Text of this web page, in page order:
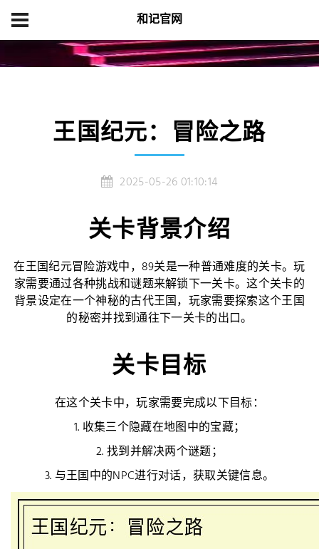
和记官网
王国纪元：冒险之路
2025-05-26 01:10:14
关卡背景介绍
在王国纪元冒险游戏中，89关是一种普通难度的关卡。玩
家需要通过各种挑战和谜题来解锁下一关卡。这个关卡的
背景设定在一个神秘的古代王国，玩家需要探索这个王国
的秘密并找到通往下一关卡的出口。
关卡目标
在这个关卡中，玩家需要完成以下目标：
1. 收集三个隐藏在地图中的宝藏；
2. 找到并解决两个谜题；
3. 与王国中的NPC进行对话，获取关键信息。